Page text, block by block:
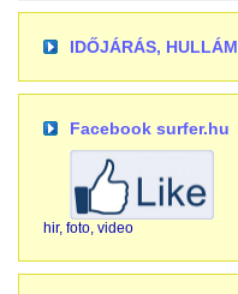
IDŐJÁRÁS, HULLÁM
Facebook surfer.hu
hir, foto, video